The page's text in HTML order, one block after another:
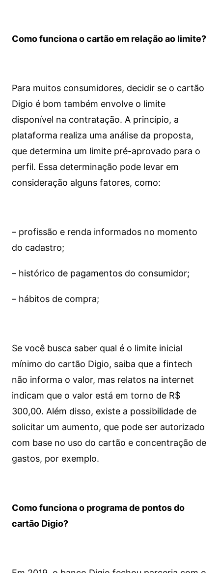
Como funciona o cartão em relação ao limite?
Para muitos consumidores, decidir se o cartão
Digio é bom também envolve o limite
disponível na contratação. A princípio, a
plataforma realiza uma análise da proposta,
que determina um limite pré-aprovado para o
perfil. Essa determinação pode levar em
consideração alguns fatores, como:
– profissão e renda informados no momento
do cadastro;
– histórico de pagamentos do consumidor;
– hábitos de compra;
Se você busca saber qual é o limite inicial
mínimo do cartão Digio, saiba que a fintech
não informa o valor, mas relatos na internet
indicam que o valor está em torno de R$
300,00. Além disso, existe a possibilidade de
solicitar um aumento, que pode ser autorizado
com base no uso do cartão e concentração de
gastos, por exemplo.
Como funciona o programa de pontos do
cartão Digio?